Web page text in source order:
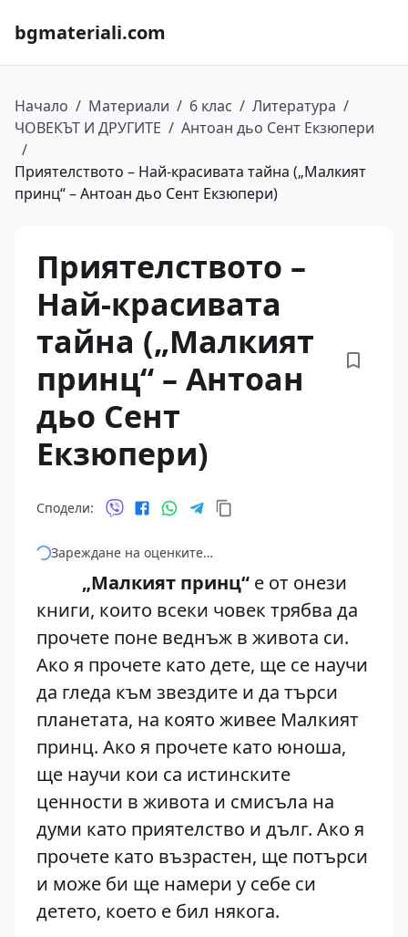
bgmateriali.com
Начало / Материали / 6 клас / Литература /
ЧОВЕКЪТ И ДРУГИТЕ / Антоан дьо Сент Екзюпери
/
Приятелството – Най-красивата тайна („Малкият
принц“ – Антоан дьо Сент Екзюпери)
Приятелството –
Най-красивата
тайна („Малкият
принц“ – Антоан
дьо Сент
Екзюпери)
Сподели:
Зареждане на оценките…
„Малкият принц“ е от онези
книги, които всеки човек трябва да
прочете поне веднъж в живота си.
Ако я прочете като дете, ще се научи
да гледа към звездите и да търси
планетата, на която живее Малкият
принц. Ако я прочете като юноша,
ще научи кои са истинските
ценности в живота и смисъла на
думи като приятелство и дълг. Ако я
прочете като възрастен, ще потърси
и може би ще намери у себе си
детето, което е бил някога.